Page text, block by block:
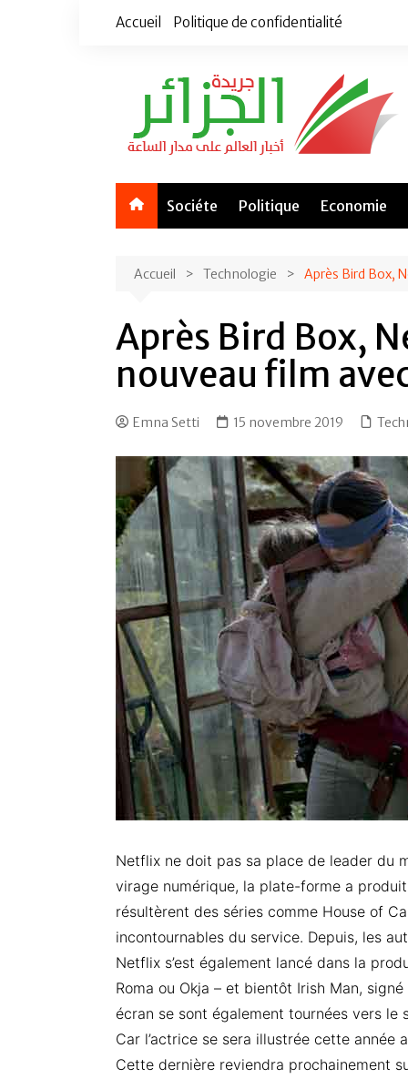
Accueil Politique de confidentialité
Sociéte Politique Economie
Accueil Technologie Après Bird Box,
Après Bird Box,
nouveau film
Emna Setti 15 novembre 2019
Netflix ne doit pas sa place de leader du
virage numérique, la plate-forme a
résultèrent des séries comme House of
incontournables du service. Depuis, les
Netflix s’est également lancé dans la
Roma ou Okja – et bientôt Irish Man,
écran se sont également tournées vers le
Car l’actrice se sera illustrée cette année
Cette dernière reviendra prochainement